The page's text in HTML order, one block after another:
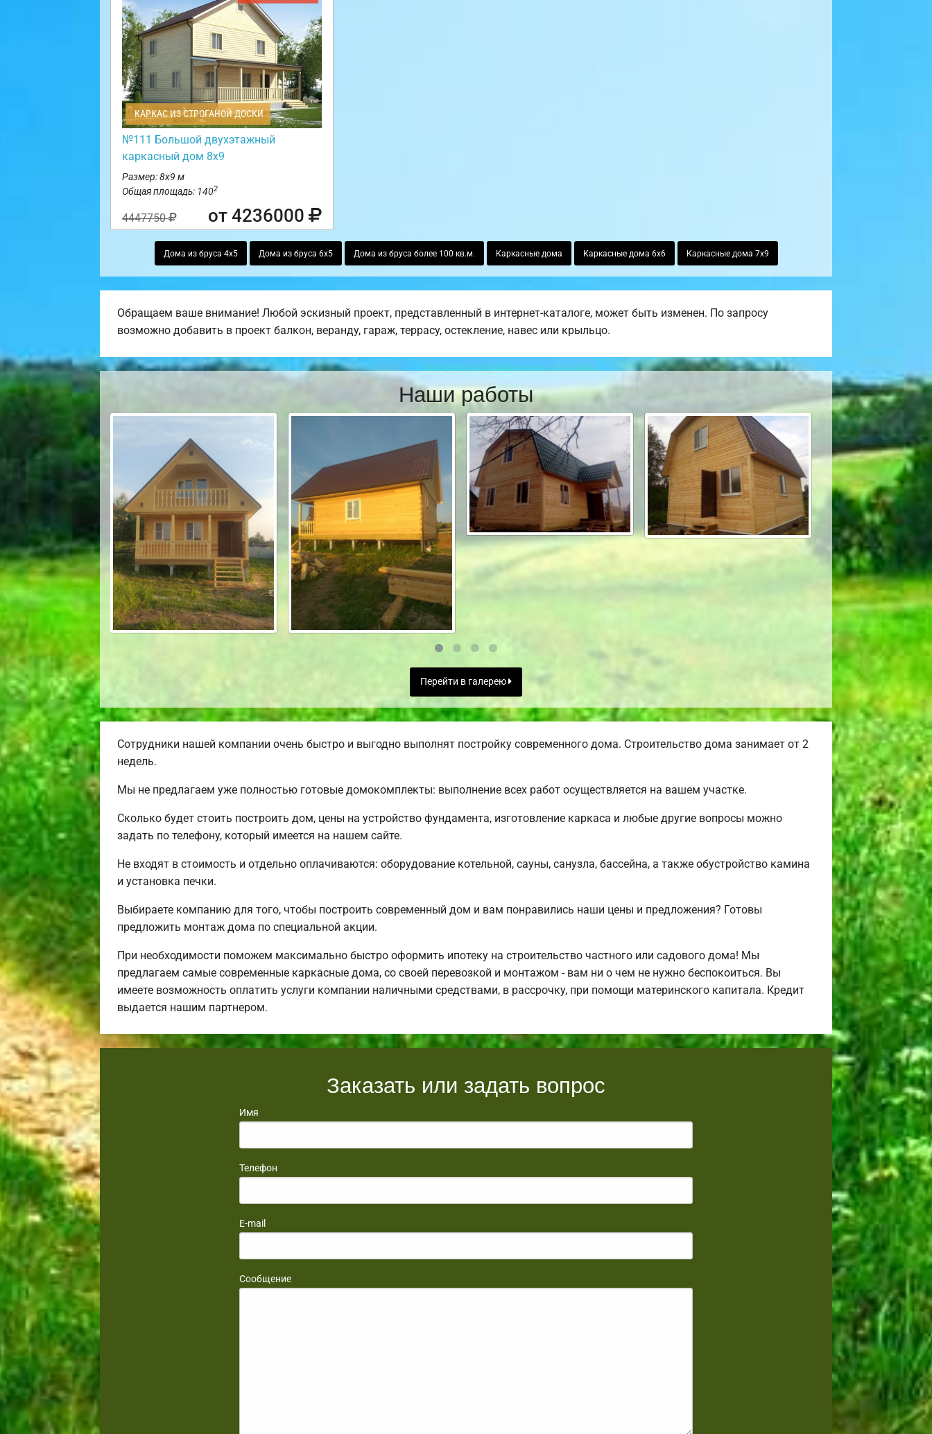
КАРКАС ИЗ СТРОГАНОЙ ДОСКИ
№111 Большой двухэтажный
каркасный дом 8х9
Размер: 8х9 м
Общая площадь: 1402
4447750 от 4236000
Дома из бруса 4х5 Дома из бруса 6х5 Дома из бруса более 100 кв.м. Каркасные дома Каркасные дома 6х6 Каркасные дома 7х9
Обращаем ваше внимание! Любой эскизный проект, представленный в интернет-каталоге, может быть изменен. По запросу
возможно добавить в проект балкон, веранду, гараж, террасу, остекление, навес или крыльцо.
Наши работы
Перейти в галерею
Сотрудники нашей компании очень быстро и выгодно выполнят постройку современного дома. Строительство дома занимает от 2
недель.
Мы не предлагаем уже полностью готовые домокомплекты: выполнение всех работ осуществляется на вашем участке.
Сколько будет стоить построить дом, цены на устройство фундамента, изготовление каркаса и любые другие вопросы можно
задать по телефону, который имеется на нашем сайте.
Не входят в стоимость и отдельно оплачиваются: оборудование котельной, сауны, санузла, бассейна, а также обустройство камина
и установка печки.
Выбираете компанию для того, чтобы построить современный дом и вам понравились наши цены и предложения? Готовы
предложить монтаж дома по специальной акции.
При необходимости поможем максимально быстро оформить ипотеку на строительство частного или садового дома! Мы
предлагаем самые современные каркасные дома, со своей перевозкой и монтажом - вам ни о чем не нужно беспокоиться. Вы
имеете возможность оплатить услуги компании наличными средствами, в рассрочку, при помощи материнского капитала. Кредит
выдается нашим партнером.
Заказать или задать вопрос
Имя
Телефон
E-mail
Сообщение